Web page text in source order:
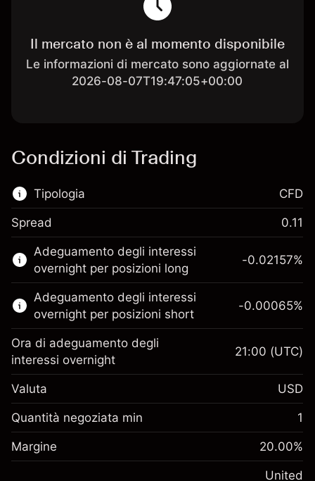
Il mercato non è al momento disponibile
Le informazioni di mercato sono aggiornate al
2026-08-07T19:47:05+00:00
Condizioni di Trading
Tipologia
Questo mercato finanziario è disponibile per il
trading di CFD.
Scopri di più su:
CFD
CFD
Spread 0.11
Adeguamento degli interessi
overnight per posizioni long
investimento
Adeguamento
finanziamento overnight
Oneri per l'intero valore della
-0.021568
%
(-$1.08)
-0.02157%
Adeguamento degli interessi
overnight per posizioni short
Margine. Il tuo
investimento
$1,000.00
-0.00065%
Ora di adeguamento degli
interessi overnight
21:00 (UTC)
Valuta USD
Quantità negoziata min 1
Margine 20.00%
United